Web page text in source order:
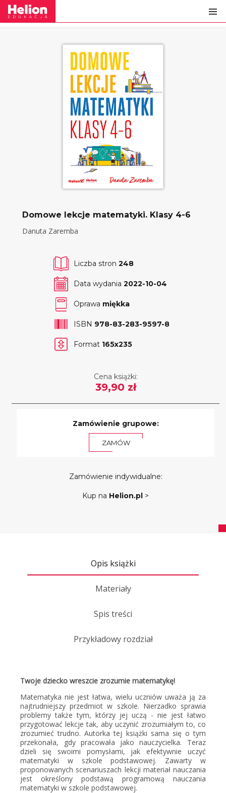
Domowe lekcje matematyki. Klasy 4-6
Danuta Zaremba
Liczba stron 248
Data wydania 2022-10-04
Oprawa miękka
ISBN 978-83-283-9597-8
Format 165x235
Cena książki:
39,90 zł
Zamówienie grupowe:
ZAMÓW
Zamówienie indywidualne:
Kup na Helion.pl >
Opis książki
Materiały
Spis treści
Przykładowy rozdział
Twoje dziecko wreszcie zrozumie matematykę!
Matematyka nie jest łatwa, wielu uczniów uważa ją za
najtrudniejszy przedmiot w szkole. Nierzadko sprawia
problemy także tym, którzy jej uczą - nie jest łatwo
przygotować lekcje tak, aby uczynić zrozumiałym to, co
zrozumieć trudno. Autorka tej książki sama się o tym
przekonała, gdy pracowała jako nauczycielka. Teraz
dzieli się swoimi pomysłami, jak efektywnie uczyć
matematyki w szkole podstawowej. Zawarty w
proponowanych scenariuszach lekcji materiał nauczania
jest określony podstawą programową nauczania
matematyki w szkole podstawowej.